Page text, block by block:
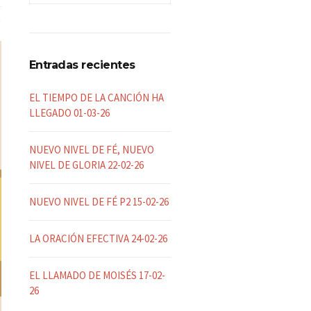
Entradas recientes
EL TIEMPO DE LA CANCIÓN HA
LLEGADO 01-03-26
NUEVO NIVEL DE FÉ, NUEVO
NIVEL DE GLORIA 22-02-26
NUEVO NIVEL DE FÉ P2 15-02-26
LA ORACIÓN EFECTIVA 24-02-26
EL LLAMADO DE MOISÉS 17-02-
26